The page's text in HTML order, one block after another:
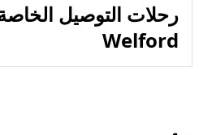
رحلات التوصيل
Welford